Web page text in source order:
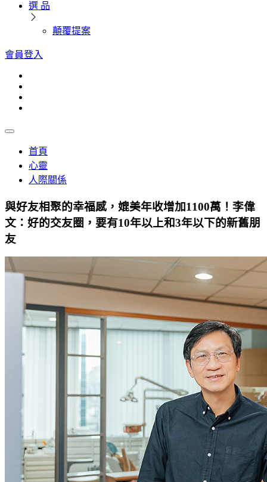
選 品
顛覆提案
會員登入
首頁
心靈
人際關係
與好友相聚的幸福感，媲美年收增加1100萬！李偉
文：好的交友圈，要有10年以上和3年以下的新舊朋
友